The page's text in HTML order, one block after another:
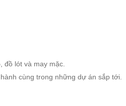
đồ lót và may mặc.
cùng trong những dự án sắp tới.